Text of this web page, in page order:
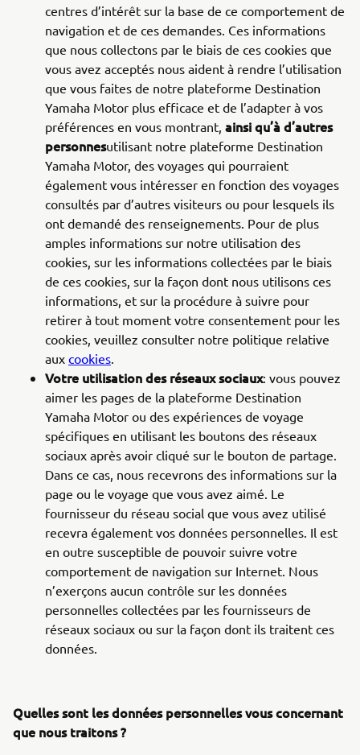
centres d’intérêt sur la base de ce comportement de
navigation et de ces demandes. Ces informations
que nous collectons par le biais de ces cookies que
vous avez acceptés nous aident à rendre l’utilisation
que vous faites de notre plateforme Destination
Yamaha Motor plus efficace et de l’adapter à vos
préférences en vous montrant, ainsi qu’à d’autres
personnesutilisant notre plateforme Destination
Yamaha Motor, des voyages qui pourraient
également vous intéresser en fonction des voyages
consultés par d’autres visiteurs ou pour lesquels ils
ont demandé des renseignements. Pour de plus
amples informations sur notre utilisation des
cookies, sur les informations collectées par le biais
de ces cookies, sur la façon dont nous utilisons ces
informations, et sur la procédure à suivre pour
retirer à tout moment votre consentement pour les
cookies, veuillez consulter notre politique relative
aux cookies.
Votre utilisation des réseaux sociaux: vous pouvez
aimer les pages de la plateforme Destination
Yamaha Motor ou des expériences de voyage
spécifiques en utilisant les boutons des réseaux
sociaux après avoir cliqué sur le bouton de partage.
Dans ce cas, nous recevrons des informations sur la
page ou le voyage que vous avez aimé. Le
fournisseur du réseau social que vous avez utilisé
recevra également vos données personnelles. Il est
en outre susceptible de pouvoir suivre votre
comportement de navigation sur Internet. Nous
n’exerçons aucun contrôle sur les données
personnelles collectées par les fournisseurs de
réseaux sociaux ou sur la façon dont ils traitent ces
données.
Quelles sont les données personnelles vous concernant
que nous traitons ?